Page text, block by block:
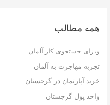
همه مطالب
ویزای جستجوی کار آلمان
تجربه مهاجرت به آلمان
خرید آپارتمان در گرجستان
واحد پول گرجستان